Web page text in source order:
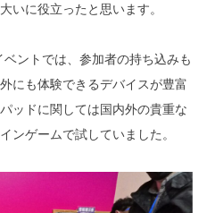
いに役立ったと思います。
ベントでは、参加者の持ち込みも
にも体験できるデバイスが豊富
ッドに関しては国内外の貴重な
ンゲームで試していました。